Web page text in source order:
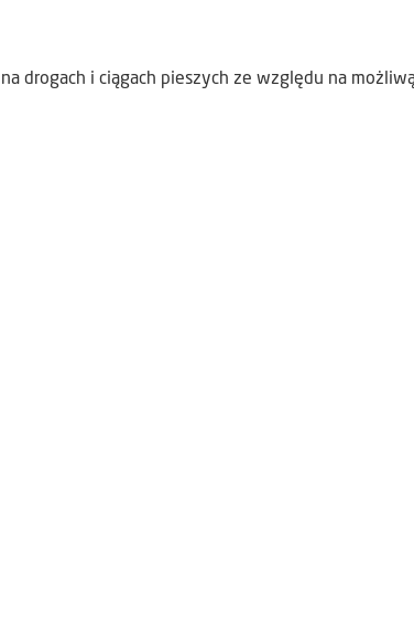
drogach i ciągach pieszych ze względu na